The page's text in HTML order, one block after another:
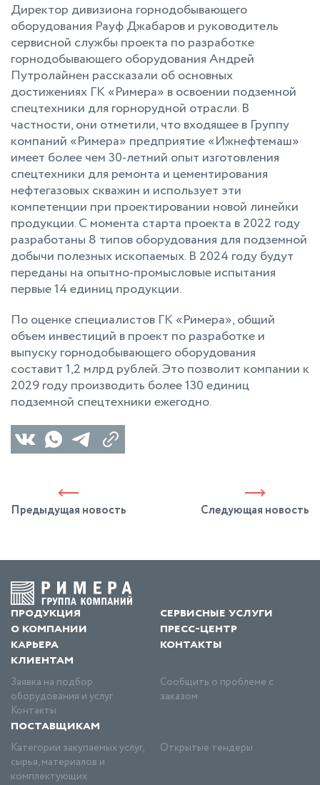
Директор дивизиона горнодобывающего
оборудования Рауф Джабаров и руководитель
сервисной службы проекта по разработке
горнодобывающего оборудования Андрей
Путролайнен рассказали об основных
достижениях ГК «Римера» в освоении подземной
спецтехники для горнорудной отрасли. В
частности, они отметили, что входящее в Группу
компаний «Римера» предприятие «Ижнефтемаш»
имеет более чем 30-летний опыт изготовления
спецтехники для ремонта и цементирования
нефтегазовых скважин и использует эти
компетенции при проектировании новой линейки
продукции. С момента старта проекта в 2022 году
разработаны 8 типов оборудования для подземной
добычи полезных ископаемых. В 2024 году будут
переданы на опытно-промысловые испытания
первые 14 единиц продукции.
По оценке специалистов ГК «Римера», общий
объем инвестиций в проект по разработке и
выпуску горнодобывающего оборудования
составит 1,2 млрд рублей. Это позволит компании к
2029 году производить более 130 единиц
подземной спецтехники ежегодно.
Предыдущая новость Следующая новость
продукция
сервисные услуги
о компании
пресс-центр
карьера
контакты
клиентам
Заявка на подбор
оборудования и услуг
Сообщить о проблеме с
заказом
Контакты
поставщикам
Категории закупаемых услуг,
сырья, материалов и
комплектующих
Открытые тендеры